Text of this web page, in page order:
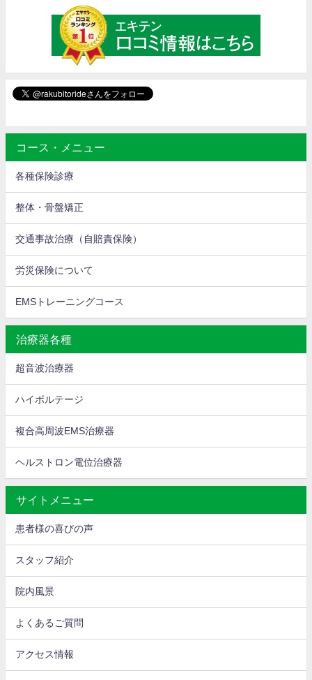
コース・メニュー
各種保険診療
整体・骨盤矯正
交通事故治療（自賠責保険）
労災保険について
EMSトレーニングコース
治療器各種
超音波治療器
ハイボルテージ
複合高周波EMS治療器
ヘルストロン電位治療器
サイトメニュー
患者様の喜びの声
スタッフ紹介
院内風景
よくあるご質問
アクセス情報